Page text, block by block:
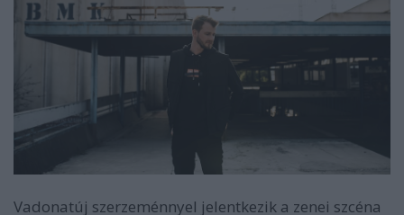
Vadonatúj szerzeménnyel jelentkezik a zenei szcéna